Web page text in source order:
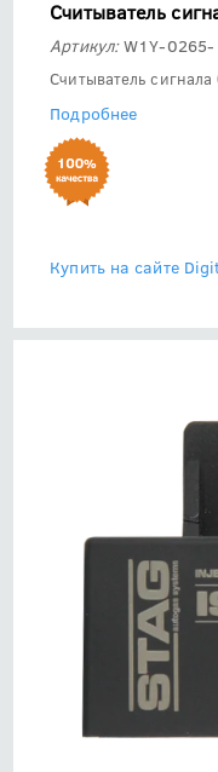
Считыватель
Артикул:W1Y-0265-
Считыватель
Подробнее
Купить на сайте